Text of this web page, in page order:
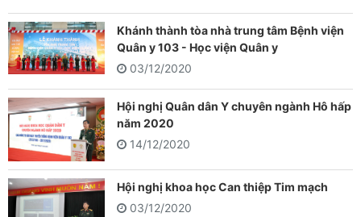
Khánh thành tòa nhà trung tâm Bệnh viện
Quân y 103 - Học viện Quân y
03/12/2020
Hội nghị Quân dân Y chuyên ngành Hô hấp
năm 2020
14/12/2020
Hội nghị khoa học Can thiệp Tim mạch
03/12/2020